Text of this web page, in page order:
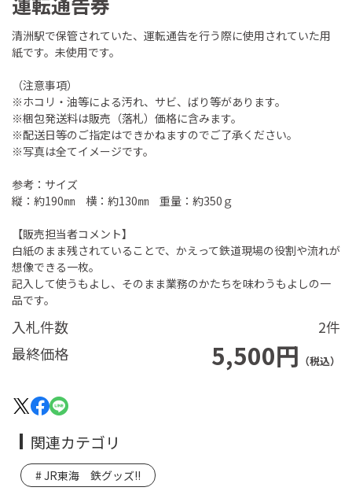
入札件数
2件
最終価格
5,500円 （税込）
清洲駅で保管されていた、運転通告を行う際に使用されていた用
紙です。未使用です。
（注意事項）
※ホコリ・油等による汚れ、サビ、ばり等があります。
※梱包発送料は販売（落札）価格に含みます。
※配送日等のご指定はできかねますのでご了承ください。
※写真は全てイメージです。
参考：サイズ
縦：約190㎜ 横：約130㎜ 重量：約350ｇ
【販売担当者コメント】
白紙のまま残されていることで、かえって鉄道現場の役割や流れが
想像できる一枚。
記入して使うもよし、そのまま業務のかたちを味わうもよしの一
品です。
関連カテゴリ
JR東海 鉄グッズ!!